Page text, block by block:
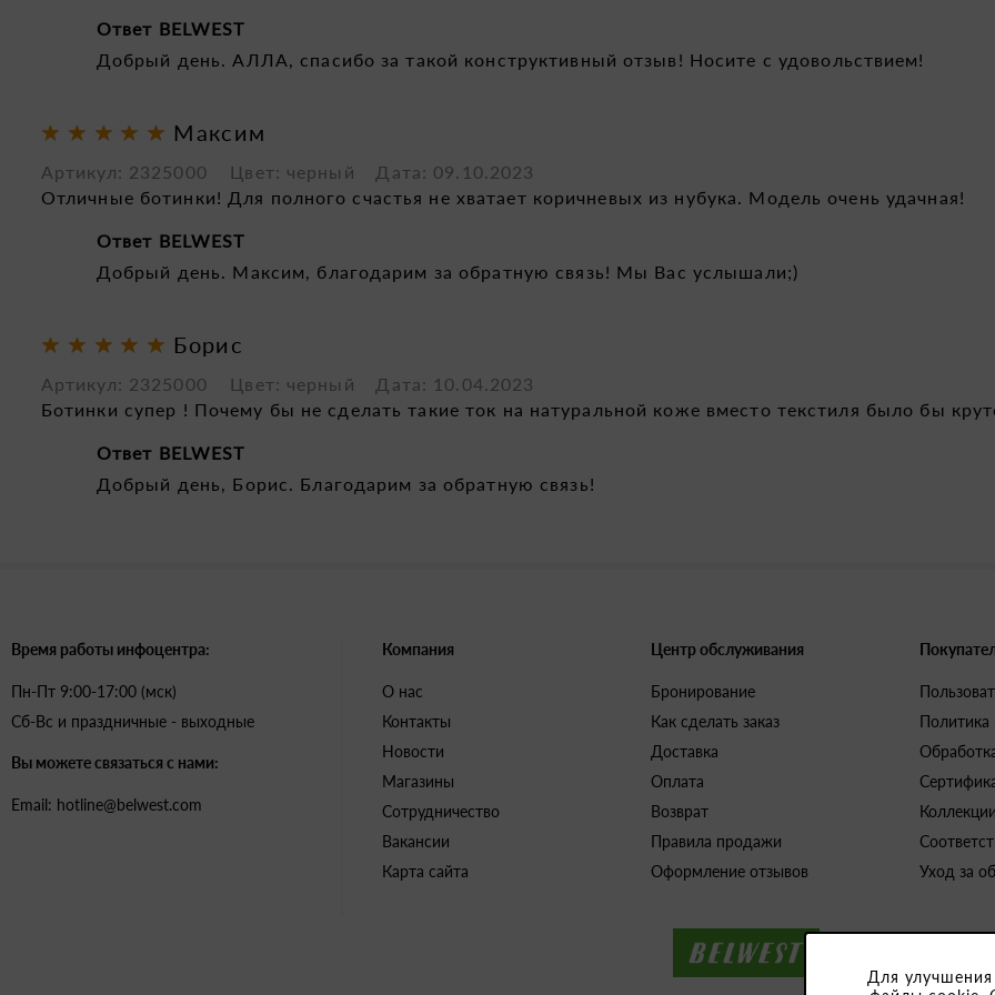
Для
Ответ BELWEST
Добрый день. АЛЛА, спасибо за такой конструктивный отзыв! Носите с удовольствием!
Максим
Артикул: 2325000 Цвет: черный
Дата: 09.10.2023
Отличные ботинки! Для полного счастья не хватает коричневых из нубука. Модель очень удачная!
Ответ BELWEST
Добрый день. Максим, благодарим за обратную связь! Мы Вас услышали;)
Борис
Артикул: 2325000 Цвет: черный
Дата: 10.04.2023
Ботинки супер ! Почему бы не сделать такие ток на натуральной коже вместо текстиля было бы
Ответ BELWEST
Добрый день, Борис. Благодарим за обратную связь!
Время работы инфоцентра:
Пн-Пт 9:00-17:00 (мск)
Сб-Вс и праздничные - выходные
Вы можете связаться с нами:
Email: hotline@belwest.com
Компания
О нас
Контакты
Новости
Магазины
Сотрудничество
Вакансии
Карта сайта
Центр обслуживания
Бронирование
Как сделать заказ
Доставка
Оплата
Возврат
Правила продажи
Оформление отзывов
Политика
Уход за